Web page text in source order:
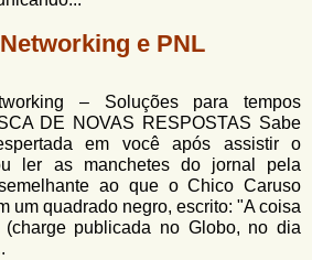
e PNL
– Soluções para tempos
DE NOVAS RESPOSTAS Sabe
em você após assistir o
ler as manchetes do jornal pela
ao que o Chico Caruso
um quadrado negro, escrito: "A coisa
publicada no Globo, no dia